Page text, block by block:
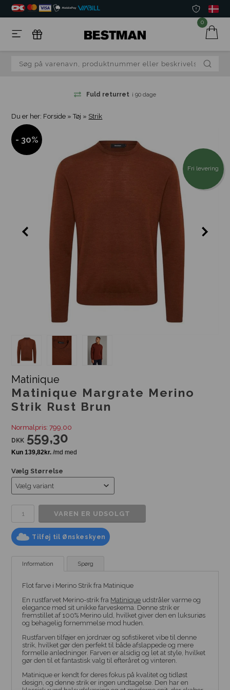
0
Fuld returret i 90 dage
Du er her: Forside »Tøj » Strik
- 30%
Fri levering
Matinique
Matinique Margrate Merino
Strik Rust Brun
Normalpris: 799,00
DKK 559,30
Vælg Størrelse
Tilføj til Ønskeskyen
Information Spørg
Flot farve i Merino Strik fra Matinique
En rustfarvet Merino-strik fra Matinique udstråler varme og
elegance med sit unikke farveskema. Denne strik er
fremstillet af 100% Merino uld, hvilket giver den en luksuriøs
og behagelig fornemmelse mod huden.
Rustfarven tilføjer en jordnær og sofistikeret vibe til denne
strik, hvilket gør den perfekt til både afslappede og mere
formelle anledninger. Farven er alsidig og let at style, hvilket
gør den til et fantastisk valg til efteråret og vinteren.
Matinique er kendt for deres fokus på kvalitet og tidløst
design, og denne strik er ingen undtagelse. Den har en